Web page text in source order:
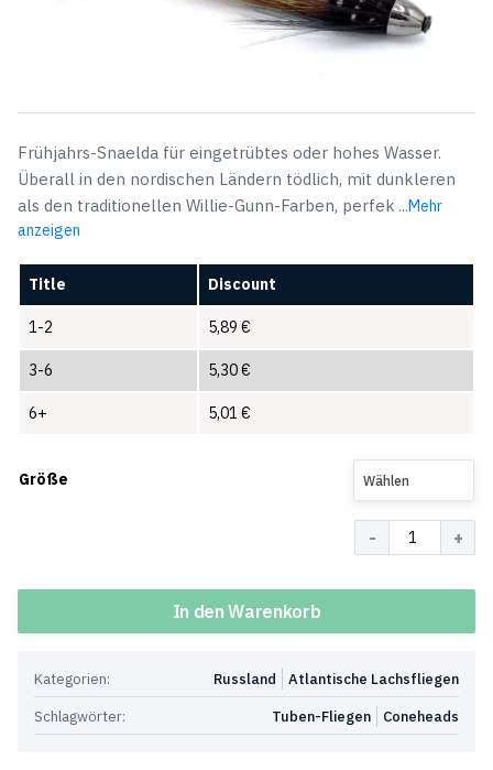
Frühjahrs-Snaelda für eingetrübtes oder hohes Wasser.
Überall in den nordischen Ländern tödlich, mit dunkleren
als den traditionellen Willie-Gunn-Farben, perfek ...Mehr
anzeigen
Title Discount
1-2 5,89 €
3-6 5,30€
6+ 5,01 €
Größe Wählen
In den Warenkorb
Kategorien: Atlantische Lachsfliegen
Russland
Schlagwörter:
Coneheads
Tuben-Fliegen